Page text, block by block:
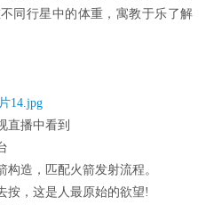
同行星中的体重，寓教于乐了解
播中看到
造，匹配火箭发射流程。
，这是人最原始的欲望!